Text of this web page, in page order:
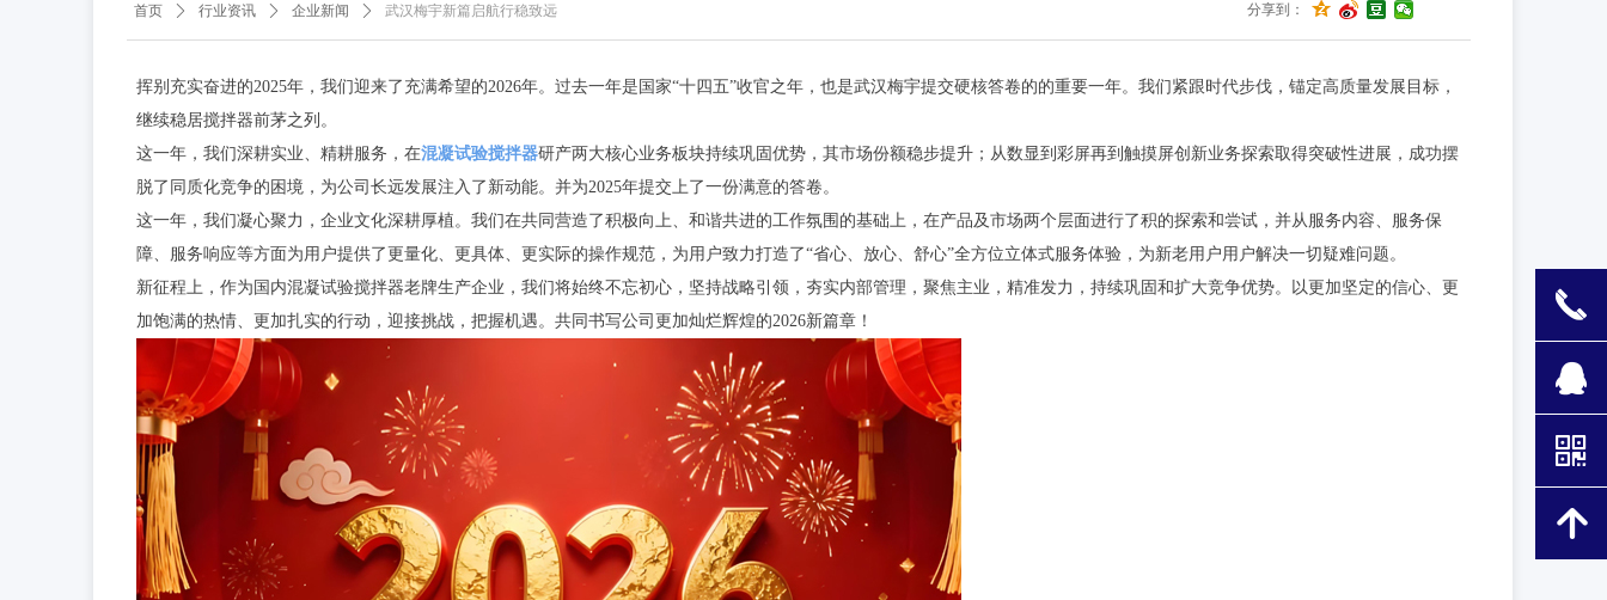
挥别充实奋进的2025年，我们迎来了充满希望的2026年。过去一年是国家“十四五”收官之年，也是武汉梅宇提交硬核答卷的的重要一年。我们紧跟时代步伐，锚定高质量发展目标，
继续稳居搅拌器前茅之列。
这一年，我们深耕实业、精耕服务，在混凝试验搅拌器研产两大核心业务板块持续巩固优势，其市场份额稳步提升；从数显到彩屏再到触摸屏创新业务探索取得突破性进展，成功摆
脱了同质化竞争的困境，为公司长远发展注入了新动能。并为2025年提交上了一份满意的答卷。
这一年，我们凝心聚力，企业文化深耕厚植。我们在共同营造了积极向上、和谐共进的工作氛围的基础上，在产品及市场两个层面进行了积的探索和尝试，并从服务内容、服务保
障、服务响应等方面为用户提供了更量化、更具体、更实际的操作规范，为用户致力打造了“省心、放心、舒心”全方位立体式服务体验，为新老用户用户解决一切疑难问题。
新征程上，作为国内混凝试验搅拌器老牌生产企业，我们将始终不忘初心，坚持战略引领，夯实内部管理，聚焦主业，精准发力，持续巩固和扩大竞争优势。以更加坚定的信心、更
加饱满的热情、更加扎实的行动，迎接挑战，把握机遇。共同书写公司更加灿烂辉煌的2026新篇章！
首页 ꄲ 行业资讯 ꄲ 企业新闻 ꄲ 武汉梅宇新篇启航行稳致远 分享到：
끅
뀩
낃
녕